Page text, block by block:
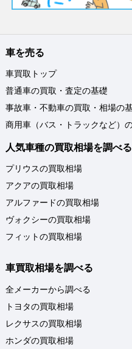
車を売る
車買取トップ
普通車の買取・査定の基礎
事故車・不動車の買取・相場の
商用車（バス・トラックなど）
人気車種の買取相場を調べる
プリウスの買取相場
アクアの買取相場
アルファードの買取相場
ヴォクシーの買取相場
フィットの買取相場
車買取相場を調べる
全メーカーから調べる
トヨタの買取相場
レクサスの買取相場
ホンダの買取相場